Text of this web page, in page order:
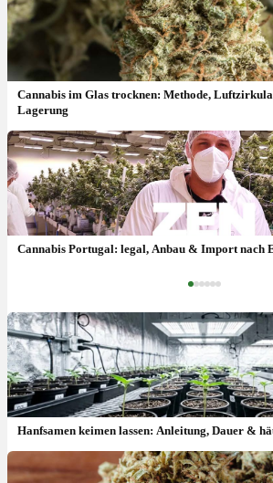
Cannabis im Glas trocknen: Methode,
Lagerung
Cannabis Portugal: legal, Anbau & Import nach
Feminisierte Samen: Ertrag, Keimrate & wie
Hanfsamen keimen lassen: Anleitung, Dauer &